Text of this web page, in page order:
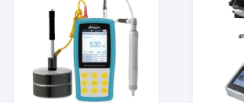
macchine di prove universali
Macchine per prove di rivestimento
Camere di prova climatica